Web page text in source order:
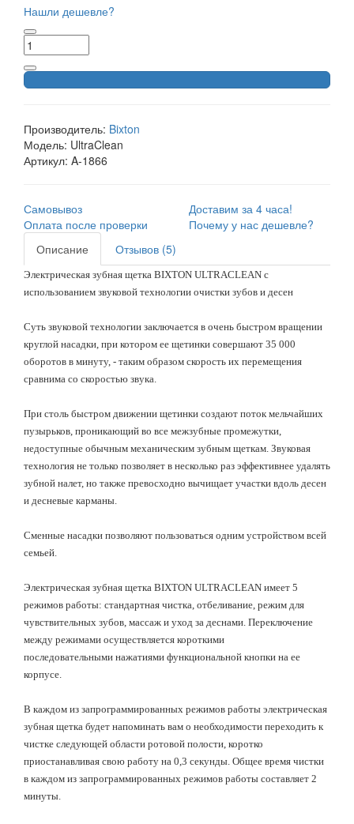
Нашли дешевле?
Производитель: Bixton
Модель: UltraClean
Артикул: A-1866
Самовывоз
Доставим за 4 часа!
Оплата после проверки
Почему у нас дешевле?
Описание
Отзывов (5)
Электрическая зубная щетка BIXTON ULTRACLEAN с
использованием звуковой технологии очистки зубов и десен
Суть звуковой технологии заключается в очень быстром вращении
круглой насадки, при котором ее щетинки совершают 35 000
оборотов в минуту, - таким образом скорость их перемещения
сравнима со скоростью звука.
При столь быстром движении щетинки создают поток мельчайших
пузырьков, проникающий во все межзубные промежутки,
недоступные обычным механическим зубным щеткам. Звуковая
технология не только позволяет в несколько раз эффективнее удалять
зубной налет, но также превосходно вычищает участки вдоль десен
и десневые карманы.
Сменные насадки позволяют пользоваться одним устройством всей
семьей.
Электрическая зубная щетка BIXTON ULTRACLEAN имеет 5
режимов работы: стандартная чистка, отбеливание, режим для
чувствительных зубов, массаж и уход за деснами. Переключение
между режимами осуществляется короткими
последовательными нажатиями функциональной кнопки на ее
корпусе.
В каждом из запрограммированных режимов работы электрическая
зубная щетка будет напоминать вам о необходимости переходить к
чистке следующей области ротовой полости, коротко
приостанавливая свою работу на 0,3 секунды. Общее время чистки
в каждом из запрограммированных режимов работы составляет 2
минуты.